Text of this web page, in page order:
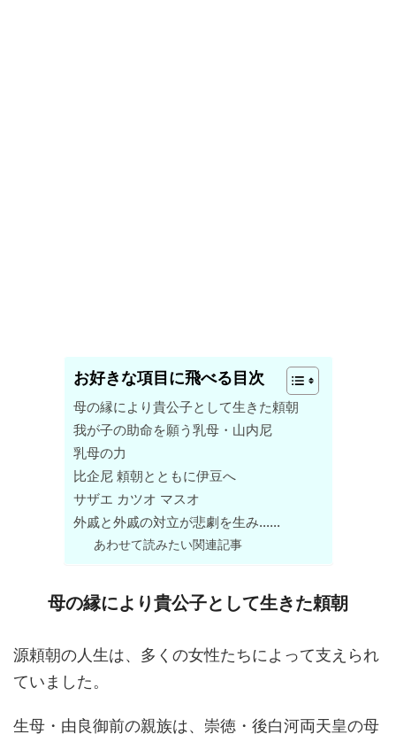
お好きな項目に飛べる目次
母の縁により貴公子として生きた頼朝
我が子の助命を願う乳母・山内尼
乳母の力
比企尼 頼朝とともに伊豆へ
サザエ カツオ マスオ
外戚と外戚の対立が悲劇を生み……
あわせて読みたい関連記事
母の縁により貴公子として生きた頼朝
源頼朝の人生は、多くの女性たちによって支えられ
ていました。
生母・由良御前の親族は、崇徳・後白河両天皇の母